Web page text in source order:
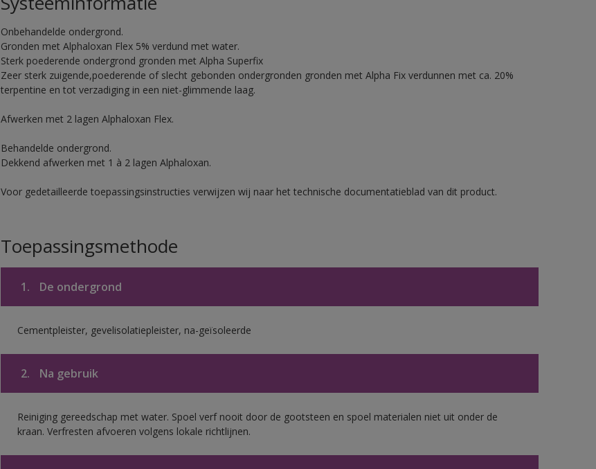
Onbehandelde ondergrond.
Gronden met Alphaloxan Flex 5% verdund met water.
Sterk poederende ondergrond gronden met Alpha Superfix
Zeer sterk zuigende,poederende of slecht gebonden ondergronden gronden met Alpha Fix verdunnen met ca. 20%
terpentine en tot verzadiging in een niet-glimmende laag.
Afwerken met 2 lagen Alphaloxan Flex.
Behandelde ondergrond.
Dekkend afwerken met 1 à 2 lagen Alphaloxan.
Voor gedetailleerde toepassingsinstructies verwijzen wij naar het technische documentatieblad van dit product.
Toepassingsmethode
1. De ondergrond
Cementpleister, gevelisolatiepleister, na-geïsoleerde
2. Na gebruik
Reiniging gereedschap met water. Spoel verf nooit door de gootsteen en spoel materialen niet uit onder de
kraan. Verfresten afvoeren volgens lokale richtlijnen.